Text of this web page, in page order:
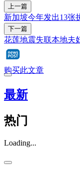
上一篇
新加坡今年发出13张
下一篇
花莲地震失联本地夫
购买此文章
最新
热门
Loading...